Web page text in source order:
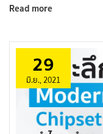
Read more
29
มิ.ย., 2021